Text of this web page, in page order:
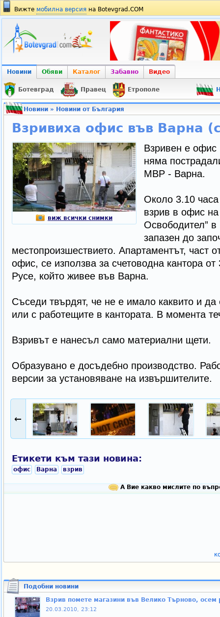
Вижте мобилна версия на Botevgrad.COM
Новини Обяви Каталог Забавно Видео
Ботевград Правец Етрополе
Новини» Новини от България
Взривиха офис във Варна
виж всички снимки
Взривен е
няма
МВР - Варна.
Около 3.10
взрив в офис
Освободител”
запазен до
местопроизшествието. Апартаментът, част
офис, се използва за счетоводна кантора
Русе, който живее във Варна.
Съседи твърдят, че не е имало каквито и
или с работещите в кантората. В момента
Взривът е нанесъл само материални щети.
Образувано е досъдебно производство.
версии за установяване на извършителите.
←
Етикети към тази новина:
офис Варна взрив
А Вие какво мислите по
Подобни новини
Взрив помете магазини във Велико Търново, осем
20.03.2010, 23:12